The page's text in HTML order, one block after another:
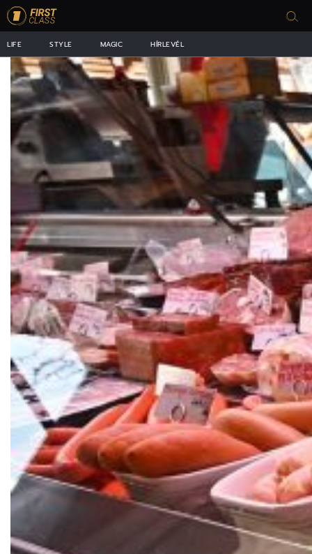
LIFE STYLE MAGIC HÍRLEVÉL